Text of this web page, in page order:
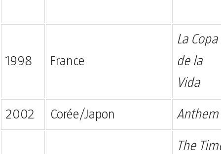
1998 France
La Copa
de la
Vida
2002 Corée/Japon Anthem
The